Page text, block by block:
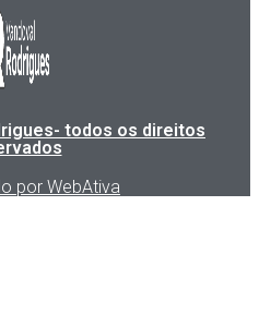
todos os direitos
por WebAtiva